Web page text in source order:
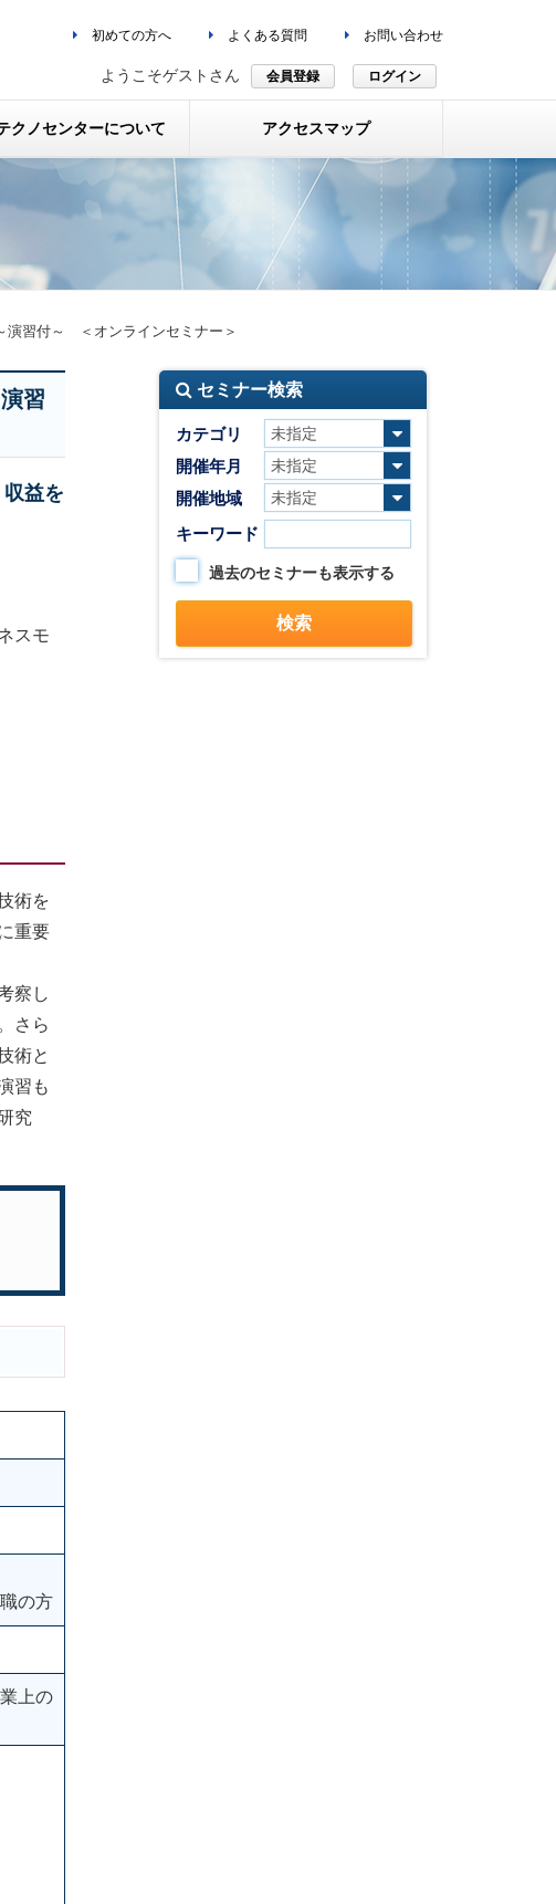
初めての方へ よくある質問 お問い合わせ
ようこそゲストさん 会員登録 ログイン
クノセンターについて アクセスマップ
演習付～ ＜オンラインセミナー＞
習
益を
スモ
術を
重要
察し
さら
術と
習も
究
の方
上の
セミナー検索
カテゴリ
開催年月
開催地域
キーワード
過去のセミナーも表示する